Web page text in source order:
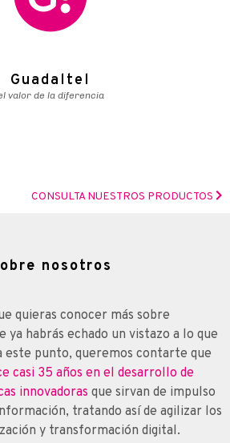
Guadaltel
valor de la diferencia
CONSULTA NUESTROS PRODUCTOS
nosotros
quieras conocer más sobre
ya habrás echado un vistazo a lo que
este punto, queremos contarte que
casi 35 años en el desarrollo de
innovadoras que sirvan de impulso
tratando así de agilizar los
y transformación digital.